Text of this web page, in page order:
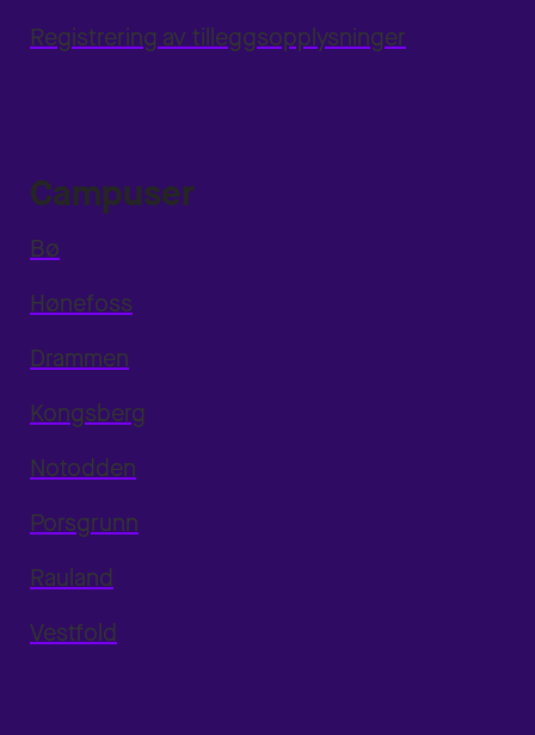
Registrering av tilleggsopplysninger
Campuser
Bø
Hønefoss
Drammen
Kongsberg
Notodden
Porsgrunn
Rauland
Vestfold